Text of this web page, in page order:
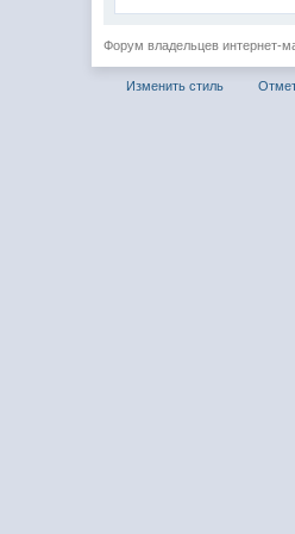
Форум владельцев интернет-
Изменить стиль